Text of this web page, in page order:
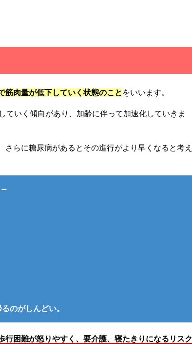
筋肉量が低下していく状態のこと をいいます。
ていく傾向があり、加齢に伴って加速化していきま
らに糖尿病があるとその進行がより早くなると考え
のがしんどい。
行困難が怒りやすく、要介護、寝たきりになるリスク